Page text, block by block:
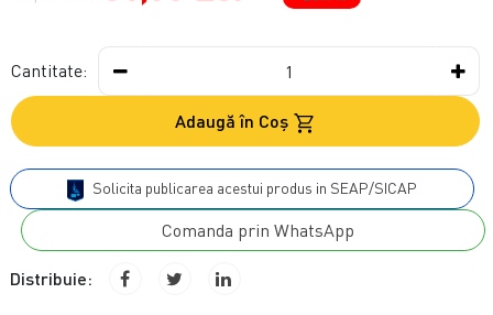
Cantitate:
Adaugă în Coş
Solicita publicarea acestui produs in SEAP/SICAP
Comanda prin WhatsApp
Distribuie: